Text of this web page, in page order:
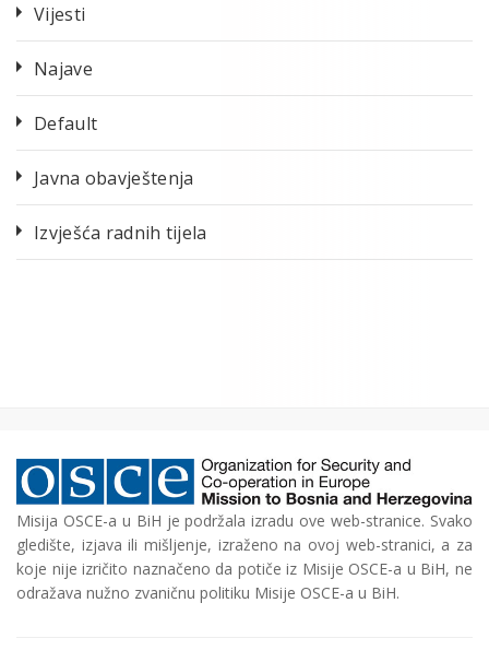
Vijesti
Najave
Default
Javna obavještenja
Izvješća radnih tijela
Misija OSCE-a u BiH je podržala izradu ove web-stranice. Svako
gledište, izjava ili mišljenje, izraženo na ovoj web-stranici, a za
koje nije izričito naznačeno da potiče iz Misije OSCE-a u BiH, ne
odražava nužno zvaničnu politiku Misije OSCE-a u BiH.